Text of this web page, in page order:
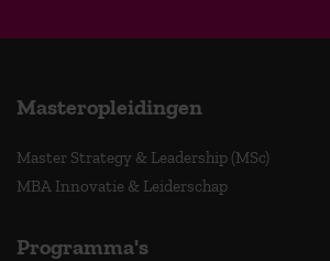
Masteropleidingen
Master Strategy & Leadership (MSc)
MBA Innovatie & Leiderschap
Programma's